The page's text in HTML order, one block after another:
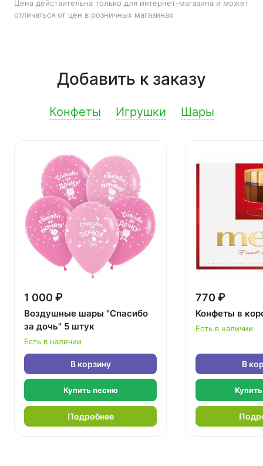
Цена действительна только для интернет-магазина и может
отличаться от цен в розничных магазинах
Добавить к заказу
Конфеты Игрушки Шары
1 000 ₽
Воздушные шары "Спасибо
за дочь" 5 штук
Есть в наличии
В корзину
Купить песню
Подробнее
770 ₽
Конфеты в
Есть в наличии
В